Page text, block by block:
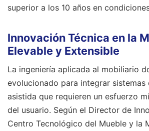
superior a los 10 años en
Innovación Técnica en la
Elevable y Extensible
La ingeniería aplicada al mobiliario
evolucionado para integrar sistemas
asistida que requieren un esfuerzo
del usuario. Según el Director de
Centro Tecnológico del Mueble y la